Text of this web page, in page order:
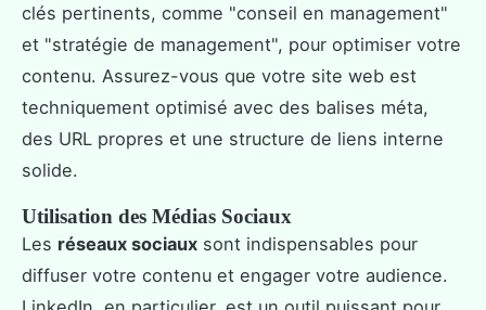
clés pertinents, comme "conseil en management"
et "stratégie de management", pour optimiser votre
contenu. Assurez-vous que votre site web est
techniquement optimisé avec des balises méta,
des URL propres et une structure de liens interne
solide.
Utilisation des Médias Sociaux
Les réseaux sociaux sont indispensables pour
diffuser votre contenu et engager votre audience.